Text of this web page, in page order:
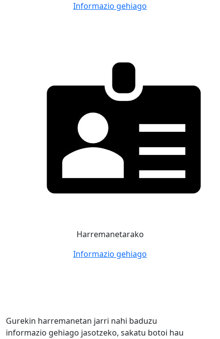
Informazio gehiago
Harremanetarako
Informazio gehiago
Gurekin harremanetan jarri nahi baduzu
informazio gehiago jasotzeko, sakatu botoi hau